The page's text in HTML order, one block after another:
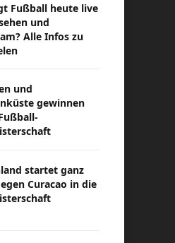
Fußball heute live
und
Alle Infos zu
und
gewinnen
startet ganz
Curacao in die